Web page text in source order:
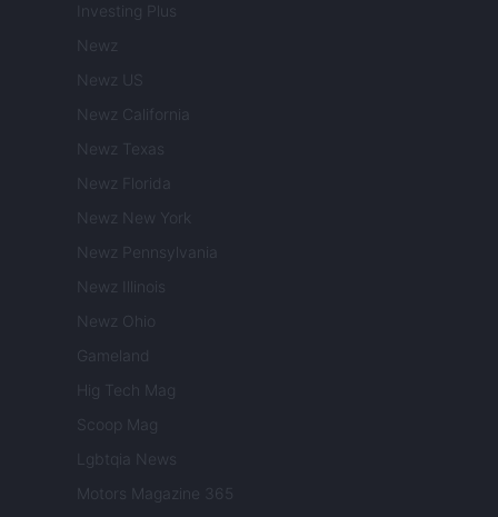
Investing Plus
Newz
Newz US
Newz California
Newz Texas
Newz Florida
Newz New York
Newz Pennsylvania
Newz Illinois
Newz Ohio
Gameland
Hig Tech Mag
Scoop Mag
Lgbtqia News
Motors Magazine 365